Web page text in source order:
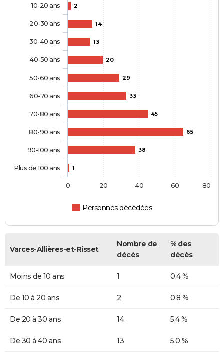
2
14
13
20
29
33
45
65
38
1
Personnes décédées
10-20 ans
20-30 ans
30-40 ans
40-50 ans
50-60 ans
60-70 ans
70-80 ans
80-90 ans
90-100 ans
Plus de 100 ans
0 20 40 60 80
Varces-Allières-et-Risset
Nombre de
décès
% des
décès
Moins de 10 ans 1 0,4 %
De 10 à 20 ans 2 0,8 %
De 20 à 30 ans 14 5,4 %
De 30 à 40 ans 13 5,0 %